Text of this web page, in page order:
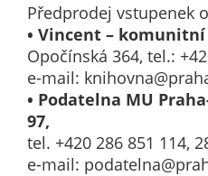
Předprodej vstupenek
• Vincent –
Opočínská 364, tel.:
e-mail:
• Podatelna MU
97,
tel. +420 286 851 114,
e-mail: